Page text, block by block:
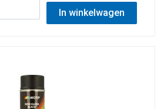
In winkelwagen